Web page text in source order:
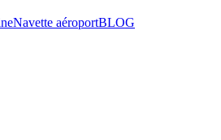
Navette aéroportBLOG